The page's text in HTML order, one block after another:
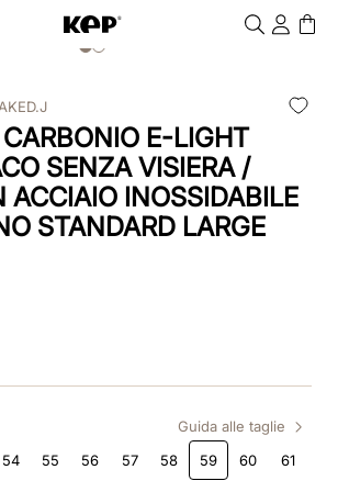
E-LIGHT
SENZA VISIERA /
ACCIAIO INOSSIDABILE
STANDARD LARGE
Guida alle taglie
54 55 56 57 58 59 60 61